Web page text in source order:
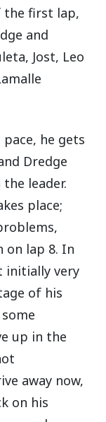
the first lap,
and
Jost, Leo
he gets
Dredge
leader.
place;
on lap 8. In
initially very
of his
up in the
away now,
on his